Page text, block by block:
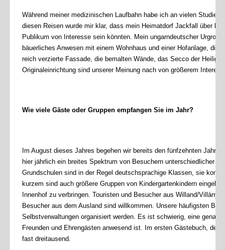
Während meiner medizinischen Laufbahn habe ich an vielen
diesen Reisen wurde mir klar, dass mein Heimatdorf Jackfall über
Publikum von Interesse sein könnten. Mein ungarndeutscher
bäuerliches Anwesen mit einem Wohnhaus und einer Hofanlage, die
reich verzierte Fassade, die bemalten Wände, das Secco der
Originaleinrichtung sind unserer Meinung nach von größerem
Wie viele Gäste oder Gruppen empfangen Sie im Jahr?
Im August dieses Jahres begehen wir bereits den fünfzehnten
hier jährlich ein breites Spektrum von Besuchern unterschiedlicher
Grundschulen sind in der Regel deutschsprachige Klassen, sie
kurzem sind auch größere Gruppen von Kindergartenkindern
Innenhof zu verbringen. Touristen und Besucher aus Willand/Villány
Besucher aus dem Ausland sind willkommen. Unsere häufigsten
Selbstverwaltungen organisiert werden. Es ist schwierig, eine
Freunden und Ehrengästen anwesend ist. Im ersten Gästebuch, der
fast dreitausend.